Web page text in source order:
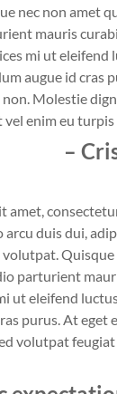
nec non amet
mauris
mi ut eleifend
augue id cras
Molestie
enim eu
–
amet,
duis dui,
Quisque
parturient
ut eleifend
purus. At eget
volutpat